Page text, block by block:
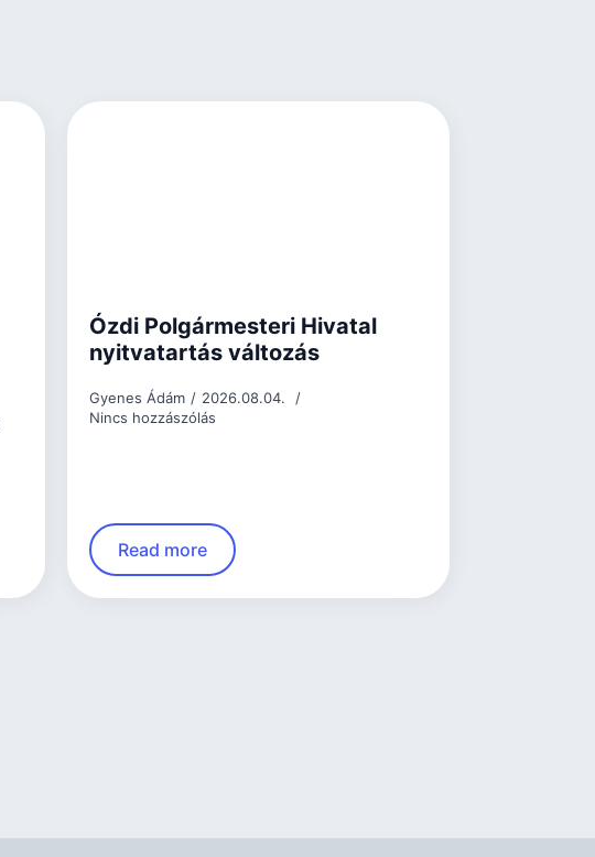
Ózdi Polgármesteri Hivatal
nyitvatartás változás
Gyenes Ádám
2026.08.04.
Nincs hozzászólás
Read more